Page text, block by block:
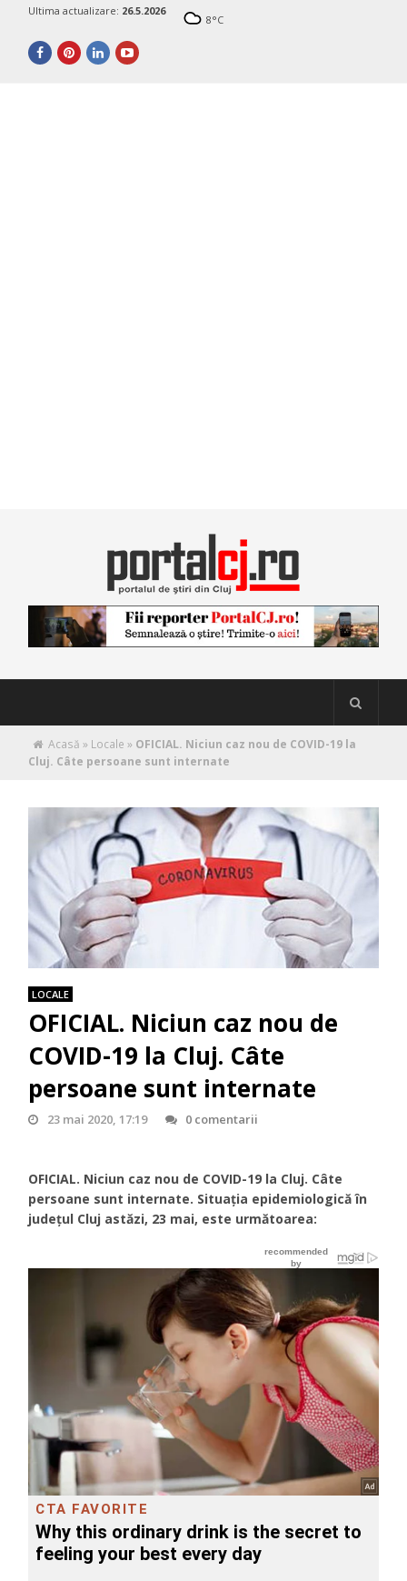
Ultima actualizare: 26.5.2026
8°C
Acasă » Locale » OFICIAL. Niciun caz nou de COVID-19 la
Cluj. Câte persoane sunt internate
LOCALE
OFICIAL. Niciun caz nou de
COVID-19 la Cluj. Câte
persoane sunt internate
23 mai 2020, 17:19 0 comentarii
OFICIAL. Niciun caz nou de COVID-19 la Cluj. Câte
persoane sunt internate. Situația epidemiologică în
județul Cluj astăzi, 23 mai, este următoarea: